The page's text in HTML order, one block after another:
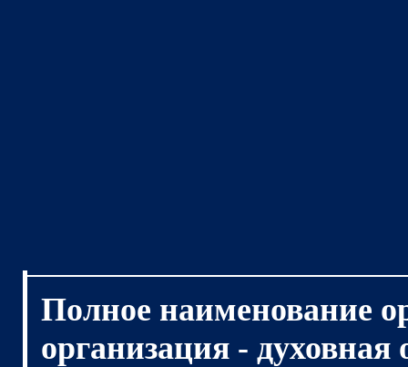
Полное наименование
организация - духовная